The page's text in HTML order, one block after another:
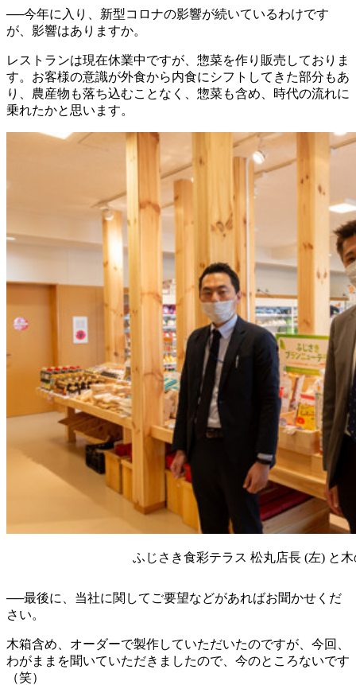
──今年に入り、新型コロナの影響が続いているわけです
が、影響はありますか。
レストランは現在休業中ですが、惣菜を作り販売しておりま
す。お客様の意識が外食から内食にシフトしてきた部分もあ
り、農産物も落ち込むことなく、惣菜も含め、時代の流れに
乗れたかと思います。
ふじさき食彩テラス 松丸店長 (左) と
──最後に、当社に関してご要望などがあればお聞かせくだ
さい。
木箱含め、オーダーで製作していただいたのですが、今回、
わがままを聞いていただきましたので、今のところないです
（笑）